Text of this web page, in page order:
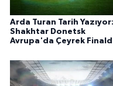
Arda Turan Tarih Yazıyor:
Shakhtar Donetsk
Avrupa'da Çeyrek